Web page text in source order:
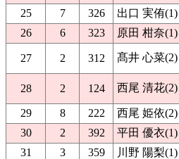
25
7 326 出口 実侑(1)
26
6 323 原田 柑奈(1)
27 2 312 髙井 心菜(2)
28 2 124 西尾 清花(2)
29 8 222 西尾 姫依(2)
30
2 392 平田 優衣(1)
31
3 359 川野 陽梨(1)